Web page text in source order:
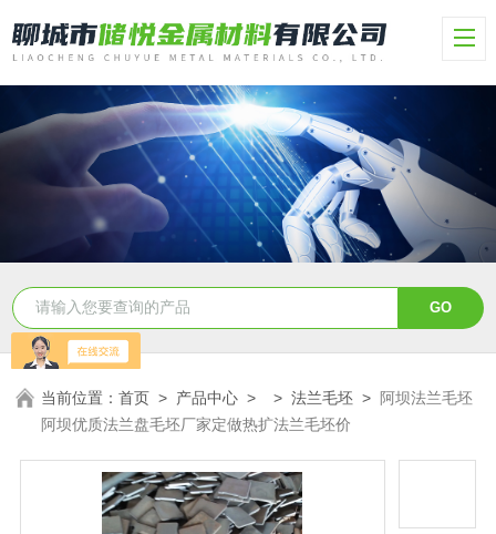
当前位置：首页 > 产品中心 > >法兰毛坯 >阿坝法兰毛坯
阿坝优质法兰盘毛坯厂家定做热扩法兰毛坯价